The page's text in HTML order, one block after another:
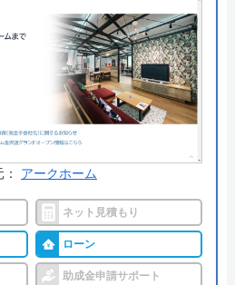
金はかからず、トイレ交換で
式の確認」や「取付可能トイ
ってくれるので、まずは気軽
がでしょうか。
サイトで
詳細を見る
電話で相談する
221-611
時間： 24時間
アークホーム
ネット見積もり
ローン
助成金申請サポート